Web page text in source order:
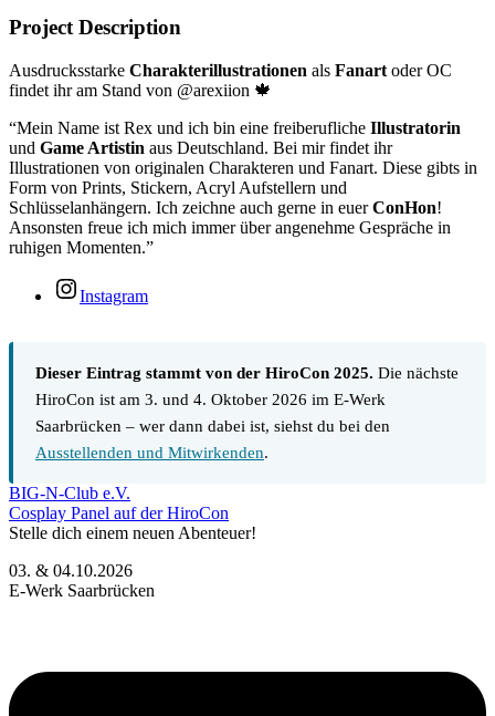
Project Description
Ausdrucksstarke Charakterillustrationen als Fanart oder OC
findet ihr am Stand von @arexiion 🍁
“Mein Name ist Rex und ich bin eine freiberufliche Illustratorin
und Game Artistin aus Deutschland. Bei mir findet ihr
Illustrationen von originalen Charakteren und Fanart. Diese gibts in
Form von Prints, Stickern, Acryl Aufstellern und
Schlüsselanhängern. Ich zeichne auch gerne in euerConHon!
Ansonsten freue ich mich immer über angenehme Gespräche in
ruhigen Momenten.”
Instagram
Dieser Eintrag stammt von der HiroCon 2025. Die nächste
HiroCon ist am 3. und 4. Oktober 2026 im E-Werk
Saarbrücken – wer dann dabei ist, siehst du bei den
Ausstellenden und Mitwirkenden.
BIG-N-Club e.V.
Cosplay Panel auf der HiroCon
Stelle dich einem neuen Abenteuer!
03. & 04.10.2026
E-Werk Saarbrücken